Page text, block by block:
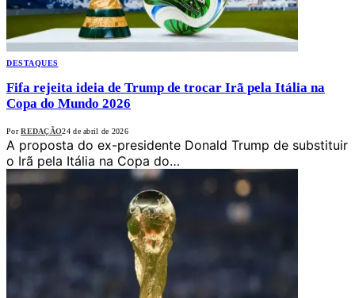
DESTAQUES
Fifa rejeita ideia de Trump de trocar Irã pela Itália na
Copa do Mundo 2026
Por REDAÇÃO24 de abril de 2026
A proposta do ex-presidente Donald Trump de substituir
o Irã pela Itália na Copa do…